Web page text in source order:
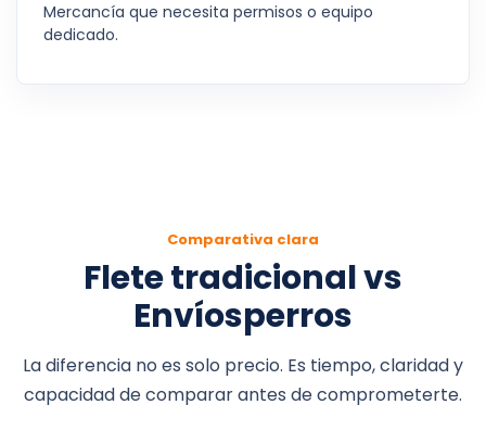
Mercancía que necesita permisos o equipo
dedicado.
Comparativa clara
Flete tradicional vs
Envíosperros
La diferencia no es solo precio. Es tiempo, claridad y
capacidad de comparar antes de comprometerte.